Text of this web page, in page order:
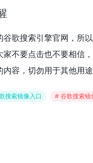
歌搜索引擎官网，所
不要点击也不要相信
容，切勿用于其他用途
搜索镜像入口 # 谷歌搜索镜